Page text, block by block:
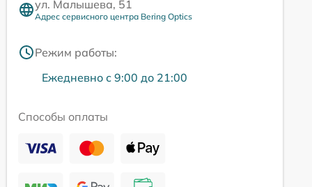
ул. Малышева, 51
Адрес сервисного центра Bering Optics
Режим работы:
Ежедневно с 9:00 до 21:00
Способы оплаты